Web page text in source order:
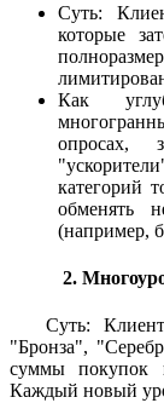
Суть:
которые
Как
опросах,
категорий
обменять
(например,
2.
Суть:
"Бронза",
суммы покупок
Каждый новый